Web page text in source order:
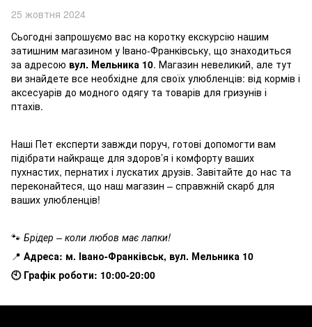
25 жовтня 2024
Сьогодні запрошуємо вас на коротку екскурсію нашим
затишним магазином у Івано-Франківську, що знаходиться
за адресою вул. Мельника 10. Магазин невеликий, але тут
ви знайдете все необхідне для своїх улюбленців: від кормів і
аксесуарів до модного одягу та товарів для гризунів і
птахів.
Наші Пет експерти завжди поруч, готові допомогти вам
підібрати найкраще для здоров’я і комфорту ваших
пухнастих, пернатих і лускатих друзів. Завітайте до нас та
переконайтеся, що наш магазин – справжній скарб для
ваших улюбленців!
🐾 Брідер – коли любов має лапки!
📍 Адреса: м. Івано-Франківськ, вул. Мельника 10
🕙 Графік роботи: 10:00-20:00